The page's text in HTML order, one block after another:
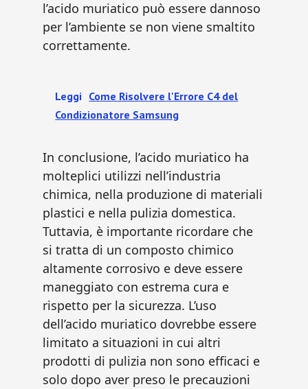
l’acido muriatico può essere dannoso
per l’ambiente se non viene smaltito
correttamente.
Leggi Come Risolvere l'Errore C4 del
Condizionatore Samsung
In conclusione, l’acido muriatico ha
molteplici utilizzi nell’industria
chimica, nella produzione di materiali
plastici e nella pulizia domestica.
Tuttavia, è importante ricordare che
si tratta di un composto chimico
altamente corrosivo e deve essere
maneggiato con estrema cura e
rispetto per la sicurezza. L’uso
dell’acido muriatico dovrebbe essere
limitato a situazioni in cui altri
prodotti di pulizia non sono efficaci e
solo dopo aver preso le precauzioni